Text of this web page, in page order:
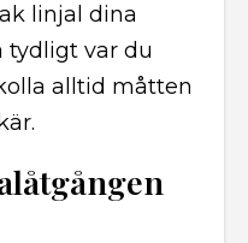
linjal dina
tydligt var du
alltid måtten